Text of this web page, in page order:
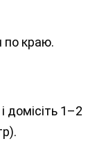
по краю.
домісіть 1–2